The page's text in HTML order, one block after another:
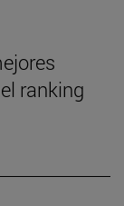
ranking